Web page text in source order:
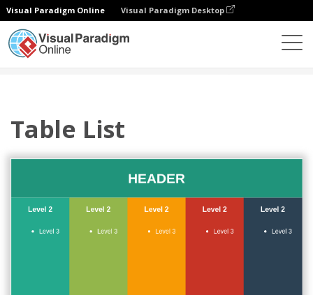
Visual Paradigm Online Visual Paradigm Desktop
Table List